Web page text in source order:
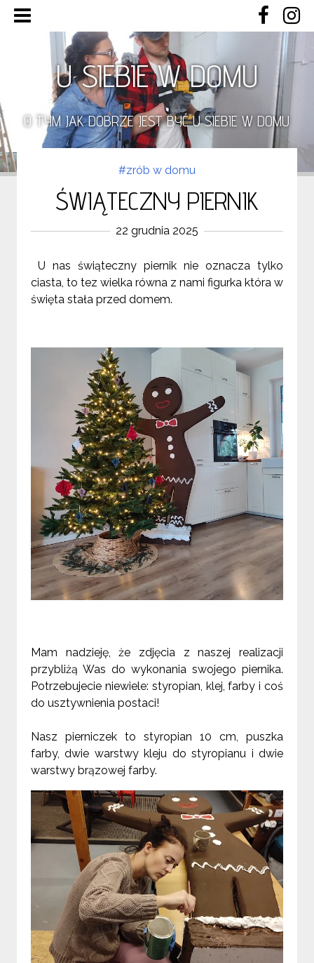
U SIEBIE W DOMU
O TYM JAK DOBRZE JEST BYĆ U SIEBIE W DOMU
#zrób w domu
ŚWIĄTECZNY PIERNIK
22 grudnia 2025
U nas świąteczny piernik nie oznacza tylko
ciasta, to tez wielka równa z nami figurka która w
święta stała przed domem.
Mam nadzieję, że zdjęcia z naszej realizacji
przybliżą Was do wykonania swojego piernika.
Potrzebujecie niewiele: styropian, klej, farby i coś
do usztywnienia postaci!
Nasz pierniczek to styropian 10 cm, puszka
farby, dwie warstwy kleju do styropianu i dwie
warstwy brązowej farby.